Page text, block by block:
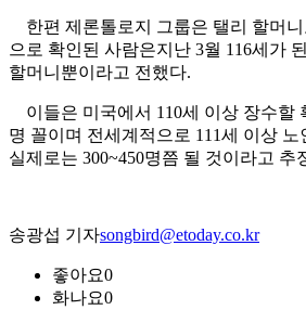
한편 제론톨로지 그룹은 탤리 할머니
으로 확인된 사람은지난 3월 116세가
할머니뿐이라고 전했다.
이들은 미국에서 110세 이상 장수할
명 꼴이며 전세계적으로 111세 이상 노
실제로는 300~450명쯤 될 것이라고 추
송광섭 기자songbird@etoday.co.kr
좋아요0
화나요0